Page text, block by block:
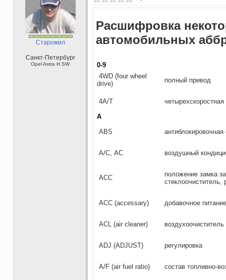
Старожил
Санкт-Петербург
Opel Astra H SW
Расшифровка
автомобильных
0-9
4WD (four wheel
drive)
полный привод
4А/Т
A
ABS
А/С, AC воздушный
АСС
положение замка
стеклоочиститель,
АСС (accessary) добавочное питание
ACL (air cleaner) воздухоочиститель
ADJ (ADJUST) регулировка
A/F (air fuel ratio) состав топливно-